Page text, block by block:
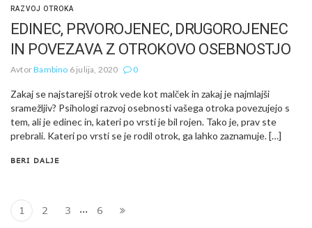
RAZVOJ OTROKA
EDINEC, PRVOROJENEC, DRUGOROJENEC
IN POVEZAVA Z OTROKOVO OSEBNOSTJO
AvtorBambino 6 julija, 2020 0
Zakaj se najstarejši otrok vede kot malček in zakaj je najmlajši
sramežljiv? Psihologi razvoj osebnosti vašega otroka povezujejo s
tem, ali je edinec in, kateri po vrsti je bil rojen. Tako je, prav ste
prebrali. Kateri po vrsti se je rodil otrok, ga lahko zaznamuje. […]
BERI DALJE
1 2 3 … 6